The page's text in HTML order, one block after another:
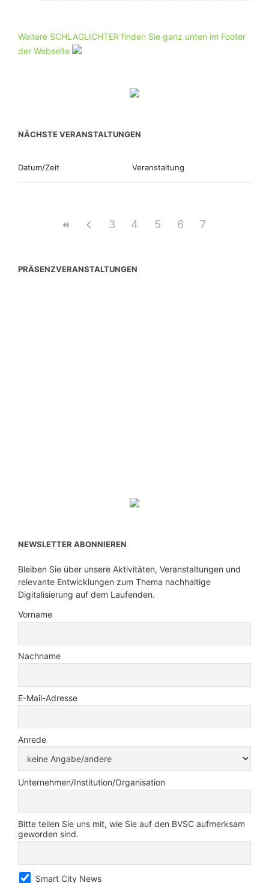
Weitere SCHLAGLICHTER finden Sie ganz unten im Footer
der Webseite
NÄCHSTE VERANSTALTUNGEN
Datum/Zeit Veranstaltung
3 4 5 6 7
PRÄSENZVERANSTALTUNGEN
NEWSLETTER ABONNIEREN
Bleiben Sie über unsere Aktivitäten, Veranstaltungen und
relevante Entwicklungen zum Thema nachhaltige
Digitalisierung auf dem Laufenden.
Vorname
Nachname
E-Mail-Adresse
Anrede
Unternehmen/Institution/Organisation
Bitte teilen Sie uns mit, wie Sie auf den BVSC aufmerksam
geworden sind.
Smart City News